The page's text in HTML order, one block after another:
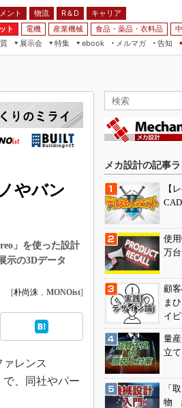
ント 物流 R＆D
キャリア
ト 電機 産業機械 食品・薬品・衣料品
展示会
特集
ebook
メルマガ
告知
やバン
」を使った設計
示の3Dデータ
[朴尚洙 ， MONOist]
レンス
で、同社やパー
メカ設計の記事
【
使
万
顧
ま
イピ
量
立
「
物